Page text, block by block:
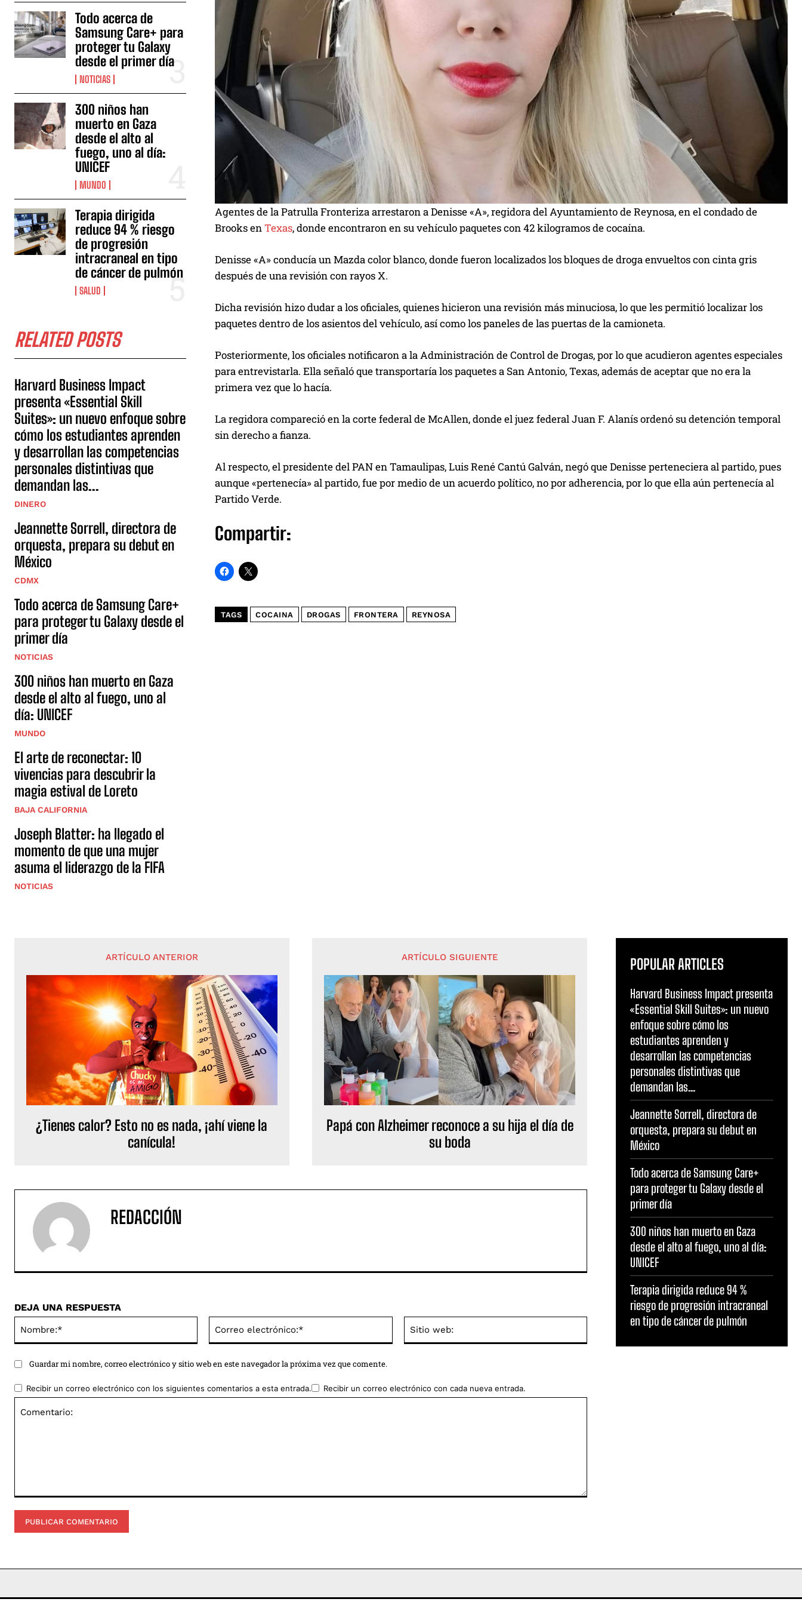
Todo acerca de
Samsung Care+ para
proteger tu Galaxy
desde el primer día
NOTICIAS
300 niños han
muerto en Gaza
desde el alto al
fuego, uno al día:
UNICEF
MUNDO
Terapia dirigida
reduce 94 % riesgo
de progresión
intracraneal en tipo
de cáncer de pulmón
SALUD
RELATED POSTS
Harvard Business Impact
presenta «Essential Skill
Suites»: un nuevo enfoque sobre
cómo los estudiantes aprenden
y desarrollan las competencias
personales distintivas que
demandan las...
DINERO
Jeannette Sorrell, directora de
orquesta, prepara su debut en
México
CDMX
Todo acerca de Samsung Care+
para proteger tu Galaxy desde el
primer día
NOTICIAS
300 niños han muerto en Gaza
desde el alto al fuego, uno al
día: UNICEF
MUNDO
El arte de reconectar: 10
vivencias para descubrir la
magia estival de Loreto
BAJA CALIFORNIA
Joseph Blatter: ha llegado el
momento de que una mujer
asuma el liderazgo de la FIFA
NOTICIAS
Agentes de la Patrulla Fronteriza arrestaron a Denisse «A», regidora del Ayuntamiento de Reynosa, en el condado de
Brooks en Texas, donde encontraron en su vehículo paquetes con 42 kilogramos de cocaína.
Denisse «A» conducía un Mazda color blanco, donde fueron localizados los bloques de droga envueltos con cinta gris
después de una revisión con rayos X.
Dicha revisión hizo dudar a los oficiales, quienes hicieron una revisión más minuciosa, lo que les permitió localizar los
paquetes dentro de los asientos del vehículo, así como los paneles de las puertas de la camioneta.
Posteriormente, los oficiales notificaron a la Administración de Control de Drogas, por lo que acudieron agentes especiales
para entrevistarla. Ella señaló que transportaría los paquetes a San Antonio, Texas, además de aceptar que no era la
primera vez que lo hacía.
La regidora compareció en la corte federal de McAllen, donde el juez federal Juan F. Alanís ordenó su detención temporal
sin derecho a fianza.
Al respecto, el presidente del PAN en Tamaulipas, Luis René Cantú Galván, negó que Denisse perteneciera al partido, pues
aunque «pertenecía» al partido, fue por medio de un acuerdo político, no por adherencia, por lo que ella aún pertenecía al
Partido Verde.
Compartir:
TAGS COCAINA DROGAS FRONTERA REYNOSA
ARTÍCULO ANTERIOR
¿Tienes calor? Esto no es nada, ¡ahí viene la
canícula!
ARTÍCULO SIGUIENTE
Papá con Alzheimer reconoce a su hija el día de
su boda
REDACCIÓN
DEJA UNA RESPUESTA
electrónico:*
Guardar mi nombre, correo electrónico y sitio web en este navegador la próxima vez que comente.
Recibir un correo electrónico con los siguientes comentarios a esta entrada. Recibir un correo electrónico con cada nueva entrada.
POPULAR ARTICLES
Harvard Business Impact presenta
«Essential Skill Suites»: un nuevo
enfoque sobre cómo los
estudiantes aprenden y
desarrollan las competencias
personales distintivas que
demandan las...
Jeannette Sorrell, directora de
orquesta, prepara su debut en
México
Todo acerca de Samsung Care+
para proteger tu Galaxy desde el
primer día
300 niños han muerto en Gaza
desde el alto al fuego, uno al día:
UNICEF
Terapia dirigida reduce 94 %
riesgo de progresión intracraneal
en tipo de cáncer de pulmón